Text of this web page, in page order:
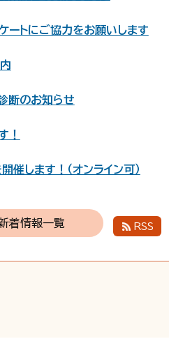
ートにご協力をお願いします
断のお知らせ
！
します！（オンライン可）
着情報一覧 RSS